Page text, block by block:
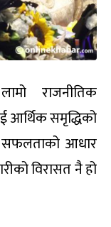
राजनीतिक
आर्थिक समृद्धिको
सफलताको आधार
विरासत नै हो